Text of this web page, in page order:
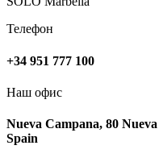
Телефон
+34 951 777 100
Наш офис
Nueva Campana, 80
Spain